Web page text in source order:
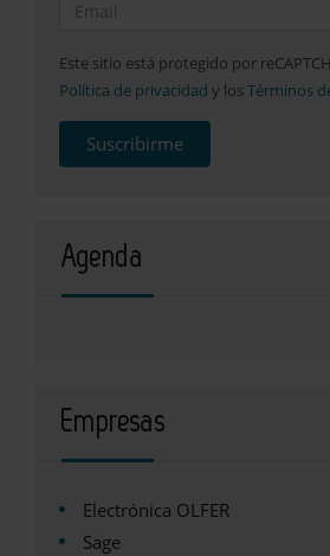
Este sitio está protegido por
Política de privacidad y los Términos
Suscribirme
Agenda
Empresas
Electrónica OLFER
Sage